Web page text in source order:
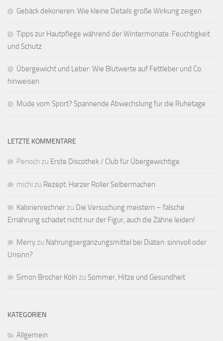
Gebäck dekorieren: Wie kleine Details große Wirkung zeigen
Tipps zur Hautpflege während der Wintermonate: Feuchtigkeit
und Schutz
Übergewicht und Leber: Wie Blutwerte auf Fettleber und Co.
hinweisen
Müde vom Sport? Spannende Abwechslung für die Ruhetage
LETZTE KOMMENTARE
Penoch zu Erste Discothek / Club für Übergewichtige
michi zu Rezept: Harzer Roller Selbermachen
Kalorienrechnerzu Die Versuchung meistern – falsche
Ernährung schadet nicht nur der Figur, auch die Zähne leiden!
Merryzu Nahrungsergänzungsmittel bei Diäten: sinnvoll oder
Unsinn?
Simon Brocher Köln zu Sommer, Hitze und Gesundheit
KATEGORIEN
Allgemein